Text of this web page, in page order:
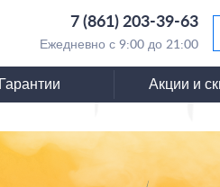
7 (861) 203-39-63
Ежедневно с 9:00 до 21:00
Гарантии Акции и